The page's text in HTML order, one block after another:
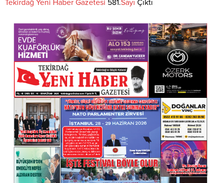
Tekirdağ Yeni Haber Gazetesi 581.Sayı Çıktı